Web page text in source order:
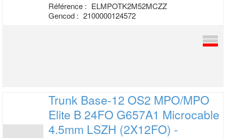
Référence : ELMPOTK2M52MCZZ
Gencod : 2100000124572
Trunk Base-12 OS2 MPO/MPO
Elite B 24FO G657A1 Microcable
4.5mm LSZH (2X12FO) -